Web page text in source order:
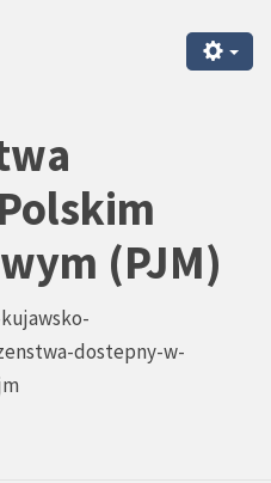
(PJM)
dostepny-w-